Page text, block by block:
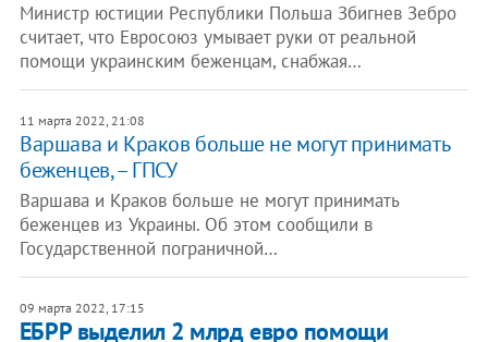
Министр юстиции Республики Польша Збигнев Зебро
считает, что Евросоюз умывает руки от реальной
помощи украинским беженцам, снабжая…
11 марта 2022, 21:08
Варшава и Краков больше не могут принимать
беженцев, – ГПСУ
Варшава и Краков больше не могут принимать
беженцев из Украины. Об этом сообщили в
Государственной пограничной…
09 марта 2022, 17:15
ЕБРР выделил 2 млрд евро помощи